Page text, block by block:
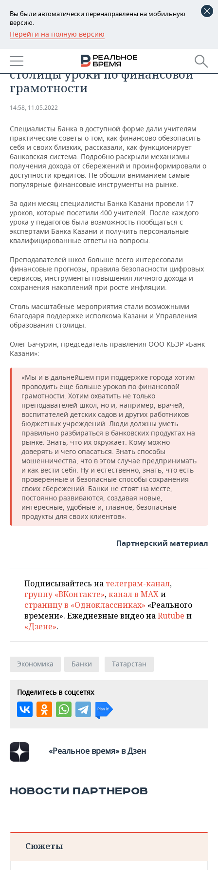
Вы были автоматически перенаправлены на мобильную
версию.
Перейти на полную версию
РЕГИОНЫ
БАШКОРТОСТАН
ТАТАРСТАН
НОВОСТИ
АНАЛИТИКА
ДЕКЛАРАЦИИ О ДОХОДАХ
КОРОЛИ ГОСЗАКАЗА ПФО
ВУЗЫ ТАТАРСТАНА
ТОРГОВЫЕ ЦЕНТРЫ
ТАТАРСТАНА
НОВОСТИ ЭКОНОМИКИ
ФИНАНСЫ
БАНКИ
ИНВЕСТИЦИИ
ПРОМЫШЛЕННОСТЬ
НОВОСТИ
ПРОМЫШЛЕННОСТИ
АГРОПРОМ
МАШИНОСТРОЕНИЕ
НЕФТЕХИМИЯ
НЕФТЬ
ОПК
ЭНЕРГЕТИКА
НЕДВИЖИМОСТЬ
НОВОСТИ НЕДВИЖИМОСТИ
АВТО
НОВОСТИ БИЗНЕСА
РОЗНИЧНАЯ ТОРГОВЛЯ
ТРАНСПОРТ
УСЛУГИ
ТЕХНОЛОГИИ
НОВОСТИ ТЕХНОЛОГИЙ
IT
МЕДИА
ТЕЛЕКОММУНИКАЦИИ
МЕРОПРИЯТИЯ
НОВОСТИ МЕРОПРИЯТИЙ
ВЫЕЗДНАЯ РЕДАКЦИЯ
БИЗНЕС-БРАНЧИ
ONLINE-КОНФЕРЕНЦИИ
ОТКРЫТАЯ ЛЕКЦИЯ
СПОРТ
НОВОСТИ СПОРТА
ФУТБОЛ
ХОККЕЙ
БАСКЕТБОЛ
КИБЕРСПОРТ
ФИГУРНОЕ КАТАНИЕ
ВОДНЫЕ ВИДЫ СПОРТА
ХОККЕЙ С МЯЧОМ
ОБЩЕСТВО
НОВОСТИ ОБЩЕСТВА
ВЛАСТЬ
ИНФРАСТРУКТУРА
КУЛЬТУРА
МЕДИЦИНА
ОБРАЗОВАНИЕ
ПРОИСШЕСТВИЯ
ФОТОГАЛЕРЕЯ
СЮЖЕТЫ
СПРАВОЧНИК
СПИСОК КОМПАНИЙ
ПОЛНАЯ ВЕРСИЯ
Банк Казани провел в школах
столицы уроки по финансовой
грамотности
14:58, 11.05.2022
Специалисты Банка в доступной форме дали учителям
практические советы о том, как финансово обезопасить
себя и своих близких, рассказали, как функционирует
банковская система. Подробно раскрыли механизмы
получения дохода от сбережений и проинформировали о
доступности кредитов. Не обошли вниманием самые
популярные финансовые инструменты на рынке.
За один месяц специалисты Банка Казани провели 17
уроков, которые посетили 400 учителей. После каждого
урока у педагогов была возможность пообщаться с
экспертами Банка Казани и получить персональные
квалифицированные ответы на вопросы.
Преподавателей школ больше всего интересовали
финансовые прогнозы, правила безопасности цифровых
сервисов, инструменты повышения личного дохода и
сохранения накоплений при росте инфляции.
Столь масштабные мероприятия стали возможными
благодаря поддержке исполкома Казани и Управления
образования столицы.
Олег Бачурин, председатель правления ООО КБЭР «Банк
Казани»:
«Мы и в дальнейшем при поддержке города хотим
проводить еще больше уроков по финансовой
грамотности. Хотим охватить не только
преподавателей школ, но и, например, врачей,
воспитателей детских садов и других работников
бюджетных учреждений. Люди должны уметь
правильно разбираться в банковских продуктах на
рынке. Знать, что их окружает. Кому можно
доверять и чего опасаться. Знать способы
мошенничества, что в этом случае предпринимать
и как вести себя. Ну и естественно, знать, что есть
проверенные и безопасные способы сохранения
своих сбережений. Банки не стоят на месте,
постоянно развиваются, создавая новые,
интересные, удобные и, главное, безопасные
продукты для своих клиентов».
Партнерский материал
Подписывайтесь на телеграм-канал,
группу «ВКонтакте»,канал в MAXи
страницу в «Одноклассниках» «Реального
времени». Ежедневные видео наRutube и
«Дзене».
Экономика Банки Татарстан
Поделитесь в соцсетях
«Реальное время» в Дзен
НОВОСТИ ПАРТНЕРОВ
Сюжеты